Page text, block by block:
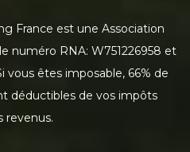
France est une Association
numéro RNA: W751226958 et
vous êtes imposable, 66% de
déductibles de vos impôts
revenus.